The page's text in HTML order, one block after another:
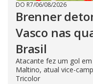
DO R7/06/08/2026
Brenner
Vasco nas
Brasil
Atacante fez um gol
Maltino, atual vice-
Tricolor